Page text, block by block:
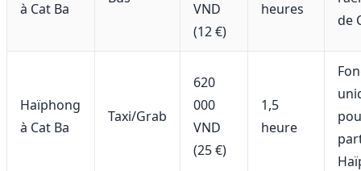
à Cat Ba
VND
(12 €)
heures
de
Haïphong
à Cat Ba
Taxi/Grab
620
000
VND
(25 €)
1,5
heure